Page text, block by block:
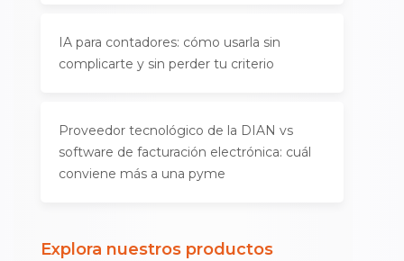
IA para contadores: cómo usarla sin
complicarte y sin perder tu criterio
Proveedor tecnológico de la DIAN vs
software de facturación electrónica: cuál
conviene más a una pyme
Explora nuestros productos